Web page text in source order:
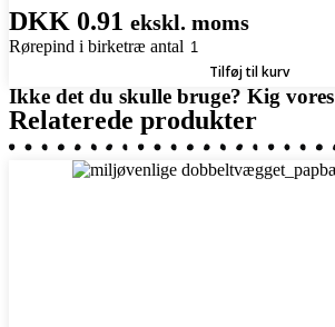
DKK 0.91 ekskl. moms
Rørepind i birketræ antal
Tilføj til kurv
Ikke det du skulle bruge? Kig vores
Relaterede produkter